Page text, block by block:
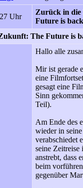
Uhr
Zurück in
Future is back
The Future is
Hallo alle
Mir ist gerade
eine
gesagt eine
Sinn
Teil).
Am Ende des
wieder in
verabschiedet
seine
anstrebt, dass
beim
gegenüber